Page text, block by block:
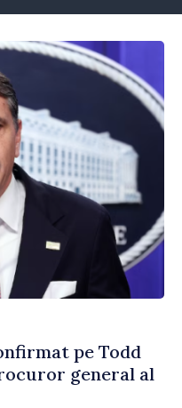
pe Todd
general al